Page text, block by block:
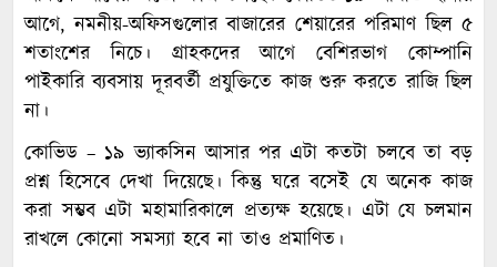
আগে, নমনীয়-অফিসগুলোর বাজারের শেয়ারের পরিমাণ ছিল ৫
শতাংশের নিচে। গ্রাহকদের আগে বেশিরভাগ কোম্পানি
পাইকারি ব্যবসায় দূরবর্তী প্রযুক্তিতে কাজ শুরু করতে রাজি ছিল
না।
কোভিড – ১৯ ভ্যাকসিন আসার পর এটা কতটা চলবে তা বড়
প্রশ্ন হিসেবে দেখা দিয়েছে। কিন্তু ঘরে বসেই যে অনেক কাজ
করা সম্ভব এটা মহামারিকালে প্রত্যক্ষ হয়েছে। এটা যে চলমান
রাখলে কোনো সমস্যা হবে না তাও প্রমাণিত।